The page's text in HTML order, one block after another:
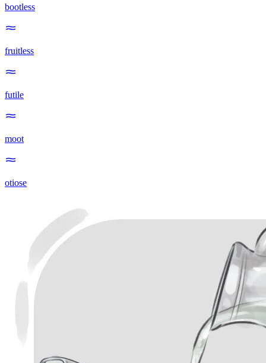
bootless
fruitless
futile
moot
otiose